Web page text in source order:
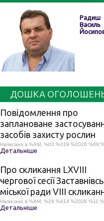
Радиш
Василь
ДОШКА
Повідомлення про
заплановане
засобів захисту рослин
Написано в %AM, %03 %319 %2026
Детальніше
Про скликання LХVІІІ
чергової сесії
міської ради VIII
Написано в %AM, %29 %414 %2026
Детальніше